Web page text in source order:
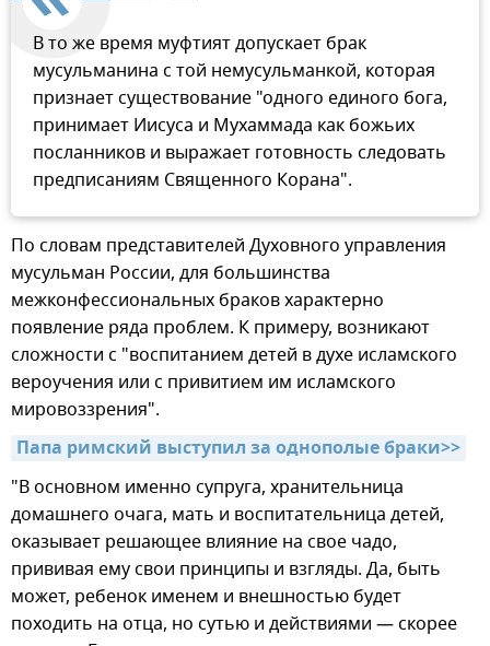
В то же время муфтият допускает брак
мусульманина с той немусульманкой, которая
признает существование "одного единого бога,
принимает Иисуса и Мухаммада как божьих
посланников и выражает готовность следовать
предписаниям Священного Корана".
По словам представителей Духовного управления
мусульман России, для большинства
межконфессиональных браков характерно
появление ряда проблем. К примеру, возникают
сложности с "воспитанием детей в духе исламского
вероучения или с привитием им исламского
мировоззрения".
Папа римский выступил за однополые браки>>
"В основном именно супруга, хранительница
домашнего очага, мать и воспитательница детей,
оказывает решающее влияние на свое чадо,
прививая ему свои принципы и взгляды. Да, быть
может, ребенок именем и внешностью будет
походить на отца, но сутью и действиями — скорее